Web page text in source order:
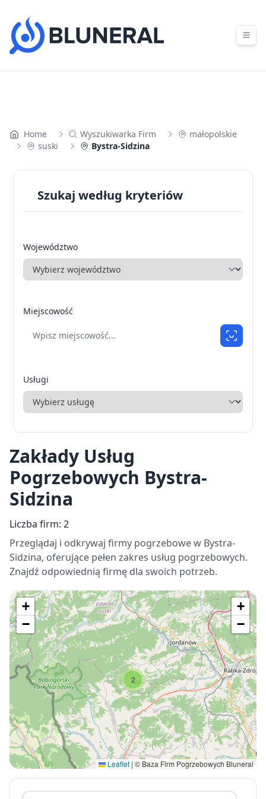
Home Wyszukiwarka Firm
małopolskie
suski
Bystra-Sidzina
Szukaj według kryteriów
Województwo
Miejscowość
Usługi
Zakłady Usług
Pogrzebowych Bystra-
Sidzina
Liczba firm: 2
Przeglądaj i odkrywaj firmy pogrzebowe w Bystra-
Sidzina, oferujące pełen zakres usług pogrzebowych.
Znajdź odpowiednią firmę dla swoich potrzeb.
2
+
−
+
−
Leaflet | © Baza Firm Pogrzebowych Bluneral